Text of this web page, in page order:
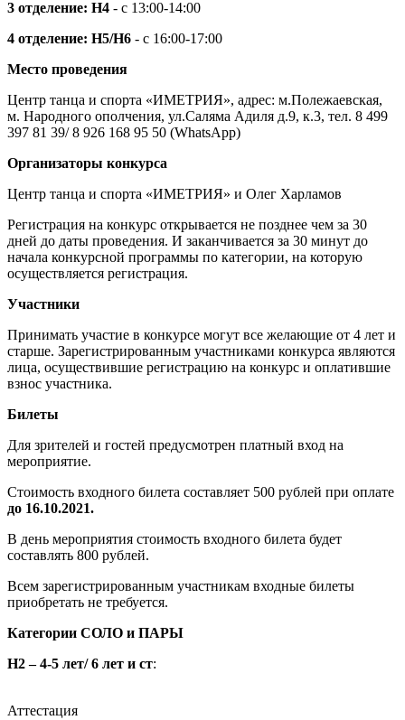
3 отделение: H4 - c 13:00-14:00
4 отделение: H5/Н6 - c 16:00-17:00
Место проведения​
Центр танца и спорта «ИМЕТРИЯ», адрес: м.Полежаевская,
м. Народного ополчения, ул.Саляма Адиля д.9, к.3, тел. 8 499
397 81 39/ 8 926 168 95 50 (WhatsApp)
Организаторы конкурса
Центр танца и спорта «ИМЕТРИЯ» и Олег Харламов
Регистрация на конкурс открывается не позднее чем за 30
дней до даты проведения. И заканчивается за 30 минут до
начала конкурсной программы по категории, на которую
осуществляется регистрация.​
Участники
Принимать участие в конкурсе могут все желающие от 4 лет и
старше. Зарегистрированным участниками конкурса являются
лица, осуществившие регистрацию на конкурс и оплатившие
взнос участника.
Билеты
Для зрителей и гостей предусмотрен платный вход на
мероприятие.
Стоимость входного билета составляет 500 рублей при оплате
до 16.10.2021.
В день мероприятия стоимость входного билета будет
составлять 800 рублей.
Всем зарегистрированным участникам входные билеты
приобретать не требуется.
Категории СОЛО и ПАРЫ
Н2 – 4-5 лет/ 6 лет и ст:​
Аттестация